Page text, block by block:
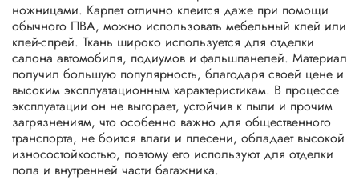
ножницами. Карпет отлично клеится даже при помощи
обычного ПВА, можно использовать мебельный клей или
клей-спрей. Ткань широко используется для отделки
салона автомобиля, подиумов и фальшпанелей. Материал
получил большую популярность, благодаря своей цене и
высоким эксплуатационным характеристикам. В процессе
эксплуатации он не выгорает, устойчив к пыли и прочим
загрязнениям, что особенно важно для общественного
транспорта, не боится влаги и плесени, обладает высокой
износостойкостью, поэтому его используют для отделки
пола и внутренней части багажника.